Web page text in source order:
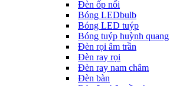
Đèn ốp nổi
Bóng LEDbulb
Bóng LED tuýp
Bóng tuýp huỳnh quang
Đèn rọi âm trần
Đèn ray rọi
Đèn ray nam châm
Đèn bàn